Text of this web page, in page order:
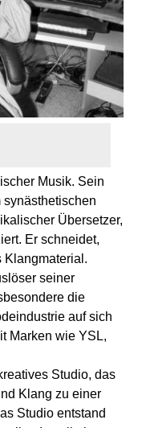
Musik. Sein
synästhetischen
Übersetzer,
Er schneidet,
Klangmaterial.
seiner
die
auf sich
Marken wie YSL,
Studio, das
Klang zu einer
Studio entstand